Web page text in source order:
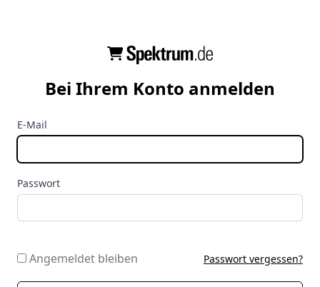
Bei Ihrem Konto anmelden
E-Mail
Passwort
Angemeldet bleiben Passwort vergessen?